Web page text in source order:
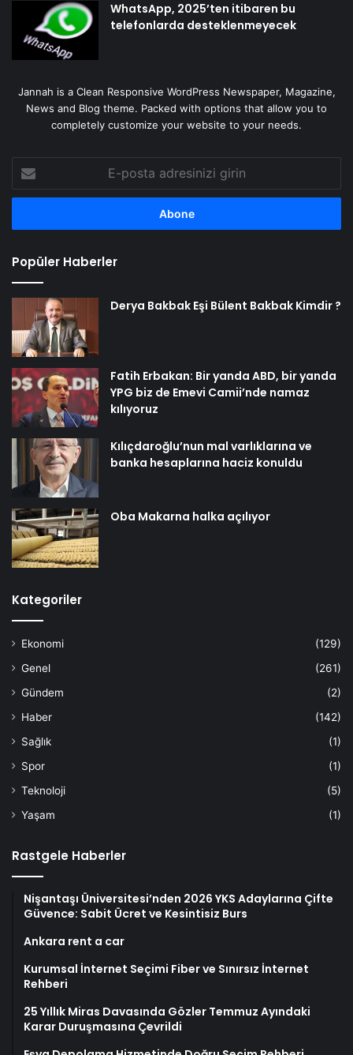
WhatsApp, 2025’ten itibaren bu
telefonlarda desteklenmeyecek
Jannah is a Clean Responsive WordPress Newspaper, Magazine,
News and Blog theme. Packed with options that allow you to
completely customize your website to your needs.
posta
adresinizi
Popüler Haberler
Derya Bakbak Eşi Bülent Bakbak Kimdir ?
Fatih Erbakan: Bir yanda ABD, bir yanda
YPG biz de Emevi Camii’nde namaz
kılıyoruz
Kılıçdaroğlu’nun mal varlıklarına ve
banka hesaplarına haciz konuldu
Oba Makarna halka açılıyor
Kategoriler
Ekonomi
(129)
Genel
(261)
Gündem
(2)
Haber
(142)
Sağlık
(1)
Spor
(1)
Teknoloji
(5)
Yaşam
(1)
Rastgele Haberler
Nişantaşı Üniversitesi’nden 2026 YKS Adaylarına Çifte
Güvence: Sabit Ücret ve Kesintisiz Burs
Ankara rent a car
Kurumsal İnternet Seçimi Fiber ve Sınırsız İnternet
Rehberi
25 Yıllık Miras Davasında Gözler Temmuz Ayındaki
Karar Duruşmasına Çevrildi